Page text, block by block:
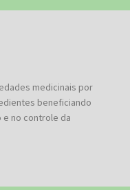
medicinais por
beneficiando
no controle da